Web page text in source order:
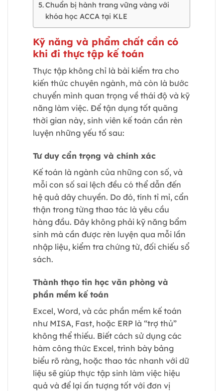
Chuẩn bị hành trang vững vàng với
khóa học ACCA tại KLE
Kỹ năng và phẩm chất cần có
khi đi thực tập kế toán
Thực tập không chỉ là bài kiểm tra cho
kiến thức chuyên ngành, mà còn là bước
chuyển mình quan trọng về thái độ và kỹ
năng làm việc. Để tận dụng tốt quãng
thời gian này, sinh viên kế toán cần rèn
luyện những yếu tố sau:
Tư duy cẩn trọng và chính xác
Kế toán là ngành của những con số, và
mỗi con số sai lệch đều có thể dẫn đến
hệ quả dây chuyền. Do đó, tính tỉ mỉ, cẩn
thận trong từng thao tác là yêu cầu
hàng đầu. Đây không phải kỹ năng bẩm
sinh mà cần được rèn luyện qua mỗi lần
nhập liệu, kiểm tra chứng từ, đối chiếu sổ
sách.
Thành thạo tin học văn phòng và
phần mềm kế toán
Excel, Word, và các phần mềm kế toán
như MISA, Fast, hoặc ERP là “trợ thủ”
không thể thiếu. Biết cách sử dụng các
hàm công thức Excel, trình bày bảng
biểu rõ ràng, hoặc thao tác nhanh với dữ
liệu sẽ giúp thực tập sinh làm việc hiệu
quả và để lại ấn tượng tốt với đơn vị